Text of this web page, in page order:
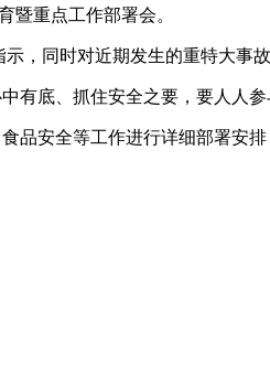
暨重点工作部署会。
，同时对近期发生的重特大事
有底、抓住安全之要，要人人
品安全等工作进行详细部署安